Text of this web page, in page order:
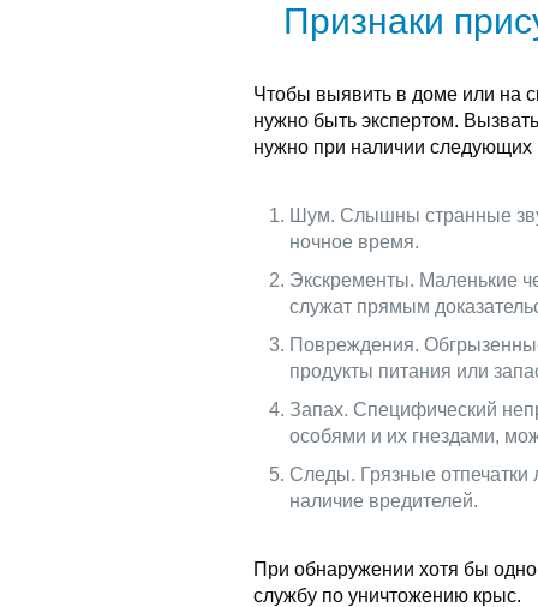
Признаки
Чтобы выявить в доме или на
нужно быть экспертом.
нужно при наличии следующих
Шум. Слышны странные
ночное время.
Экскременты. Маленькие
служат прямым
Повреждения.
продукты питания или
Запах. Специфический
особями и их гнездами,
Следы. Грязные
наличие вредителей.
При обнаружении хотя бы
службу по уничтожению крыс.